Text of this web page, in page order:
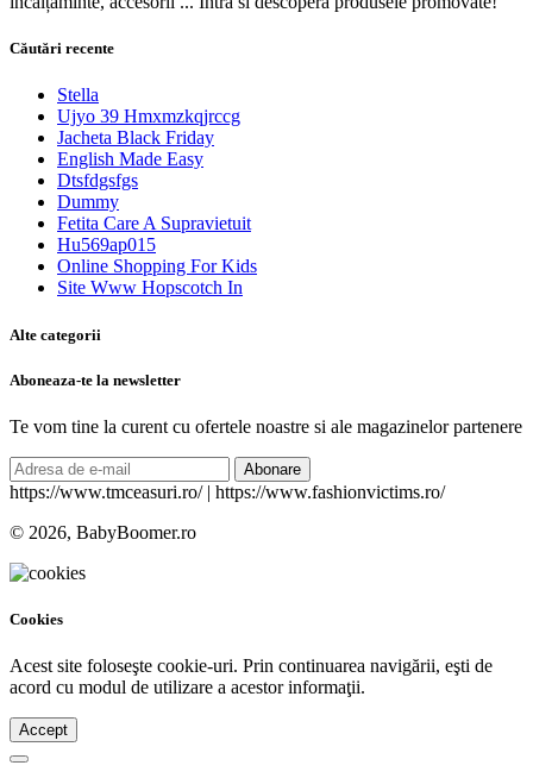
Căutări recente
Stella
Ujyo 39 Hmxmzkqjrccg
Jacheta Black Friday
English Made Easy
Dtsfdgsfgs
Dummy
Fetita Care A Supravietuit
Hu569ap015
Online Shopping For Kids
Site Www Hopscotch In
Alte categorii
Aboneaza-te la newsletter
Te vom tine la curent cu ofertele noastre si ale magazinelor partenere
Abonare
https://www.tmceasuri.ro/ | https://www.fashionvictims.ro/
© 2026, BabyBoomer.ro
Cookies
Acest site foloseşte cookie-uri. Prin continuarea navigării, eşti de
acord cu modul de utilizare a acestor informaţii.
Accept